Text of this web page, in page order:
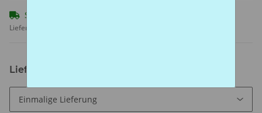
Sofort verfügbar
Lieferzeit:
Lieferinterval